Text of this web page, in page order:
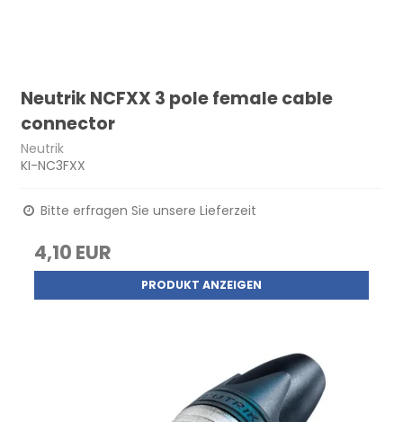
Neutrik NCFXX 3 pole female cable
connector
Neutrik
KI-NC3FXX
Bitte erfragen Sie unsere Lieferzeit
4,10 EUR
PRODUKT ANZEIGEN